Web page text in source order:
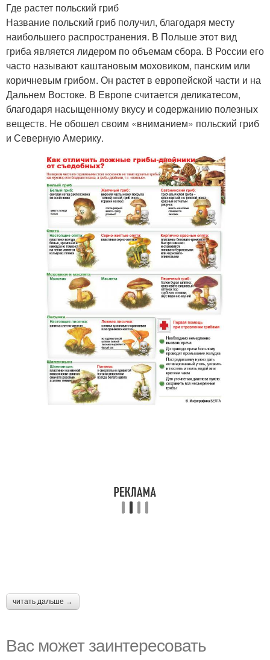
Где растет польский гриб
Название польский гриб получил, благодаря месту
наибольшего распространения. В Польше этот вид
гриба является лидером по объемам сбора. В России его
часто называют каштановым моховиком, панским или
коричневым грибом. Он растет в европейской части и на
Дальнем Востоке. В Европе считается деликатесом,
благодаря насыщенному вкусу и содержанию полезных
веществ. Не обошел своим «вниманием» польский гриб
и Северную Америку.
читать дальше →
Вас может заинтересовать